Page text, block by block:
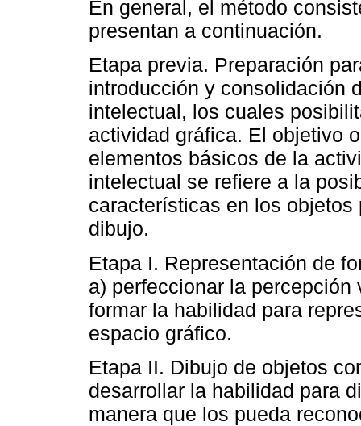
En general, el método
presentan a continuación.
Etapa previa. Preparación
introducción y consolidación
intelectual, los cuales
actividad gráfica. El objetivo
elementos básicos de la
intelectual se refiere a la
características en los
dibujo.
Etapa I. Representación de
a) perfeccionar la
formar la habilidad para
espacio gráfico.
Etapa II. Dibujo de objetos
desarrollar la habilidad para
manera que los pueda